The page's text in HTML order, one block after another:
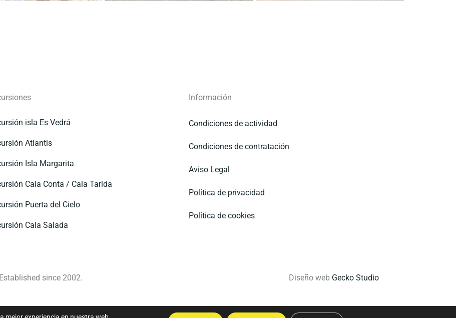
isla Es Vedrá
Atlantis
Isla Margarita
Cala Conta / Cala Tarida
Puerta del Cielo
Cala Salada
Información
Condiciones de actividad
Condiciones de contratación
Aviso Legal
Política de privacidad
Política de cookies
since 2002. Diseño web Gecko Studio